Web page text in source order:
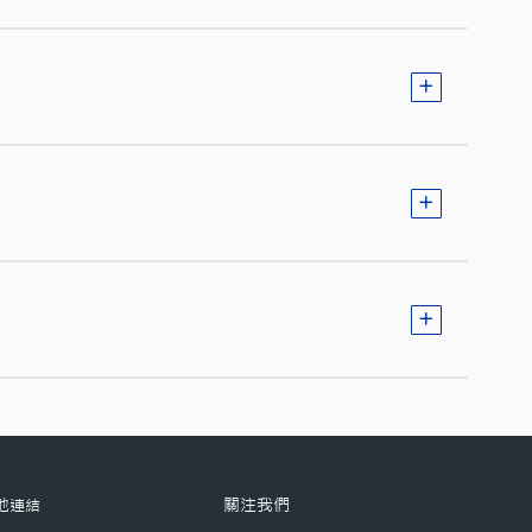
連結 關注我們